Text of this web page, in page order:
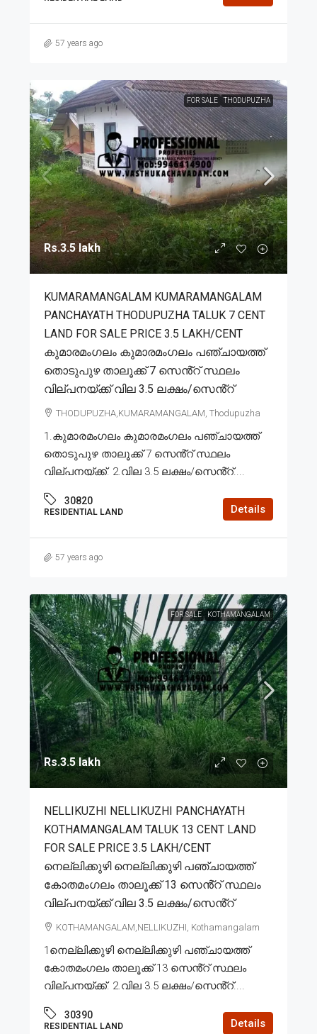
57 years ago
FOR SALE THODUPUZHA
Rs.3.5 lakh
KUMARAMANGALAM KUMARAMANGALAM
PANCHAYATH THODUPUZHA TALUK 7 CENT
LAND FOR SALE PRICE 3.5 LAKH/CENT
കുമാരമംഗലം കുമാരമംഗലം പഞ്ചായത്ത്
തൊടുപുഴ താലൂക്ക് 7 സെൻ്റ് സ്ഥലം
വില്പനയ്ക്ക് വില 3.5 ലക്ഷം/സെൻ്റ്
THODUPUZHA,KUMARAMANGALAM, Thodupuzha
1.കുമാരമംഗലം കുമാരമംഗലം പഞ്ചായത്ത്
തൊടുപുഴ താലൂക്ക് 7 സെൻ്റ് സ്ഥലം
വില്പനയ്ക്ക്. 2.വില 3.5 ലക്ഷം/സെൻ്റ്....
30820
RESIDENTIAL LAND Details
57 years ago
FOR SALE KOTHAMANGALAM
Rs.3.5 lakh
NELLIKUZHI NELLIKUZHI PANCHAYATH
KOTHAMANGALAM TALUK 13 CENT LAND
FOR SALE PRICE 3.5 LAKH/CENT
നെല്ലിക്കുഴി നെല്ലിക്കുഴി പഞ്ചായത്ത്
കോതമംഗലം താലൂക്ക് 13 സെൻ്റ് സ്ഥലം
വില്പനയ്ക്ക് വില 3.5 ലക്ഷം/സെൻ്റ്
KOTHAMANGALAM,NELLIKUZHI, Kothamangalam
1നെല്ലിക്കുഴി നെല്ലിക്കുഴി പഞ്ചായത്ത്
കോതമംഗലം താലൂക്ക് 13 സെൻ്റ് സ്ഥലം
വില്പനയ്ക്ക്. 2.വില 3.5 ലക്ഷം/സെൻ്റ്....
30390
RESIDENTIAL LAND Details